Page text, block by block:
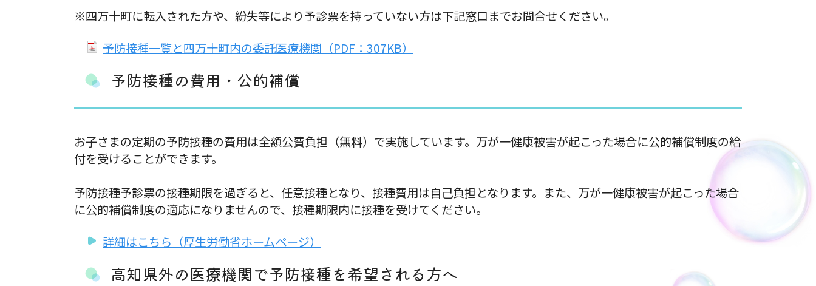
※四万十町に転入された方や、紛失等により予診票を持っていない方は下記窓口までお問合せください。
予防接種一覧と四万十町内の委託医療機関（PDF：307KB）
予防接種の費用・公的補償
お子さまの定期の予防接種の費用は全額公費負担（無料）で実施しています。万が一健康被害が起こった場合に公的補償制度の給
付を受けることができます。
予防接種予診票の接種期限を過ぎると、任意接種となり、接種費用は自己負担となります。また、万が一健康被害が起こった場合
に公的補償制度の適応になりませんので、接種期限内に接種を受けてください。
詳細はこちら（厚生労働省ホームページ）
高知県外の医療機関で予防接種を希望される方へ